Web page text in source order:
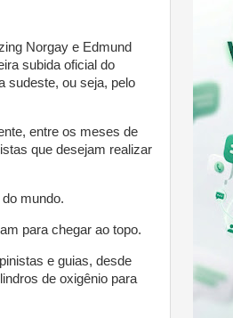
Norgay e Edmund
subida oficial do
sudeste, ou seja, pelo
entre os meses de
que desejam realizar
mundo.
para chegar ao topo.
e guias, desde
de oxigênio para